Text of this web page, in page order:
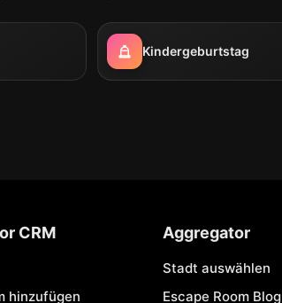
Kindergeburtstag
CRM
hinzufügen
Aggregator
Stadt auswählen
Escape Room Blog